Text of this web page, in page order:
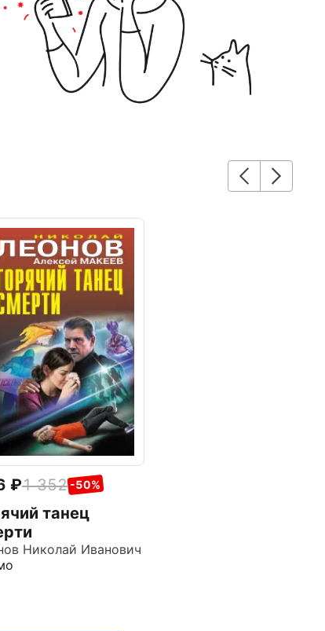
1 352 -50%
танец
Николай Иванович